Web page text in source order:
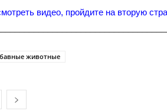
видео, пройдите на вторую
животные